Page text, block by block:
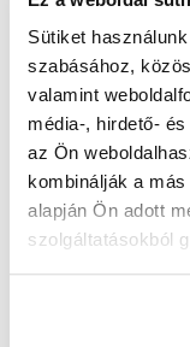
Sütiket
szabásához,
valamint
média-, hirdető-
az Ön
kombinálják a
alapján Ön adott
szolgáltatásokból
Időtartam:5-6
Indulás
Képzés ára:180
Minden
160.000 Ft-ra
várható!
Vizsgadíj:57
A vizsga díját